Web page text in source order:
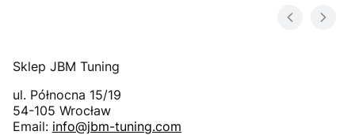
Sklep JBM Tuning
ul. Północna 15/19
54-105 Wrocław
Email: info@jbm-tuning.com